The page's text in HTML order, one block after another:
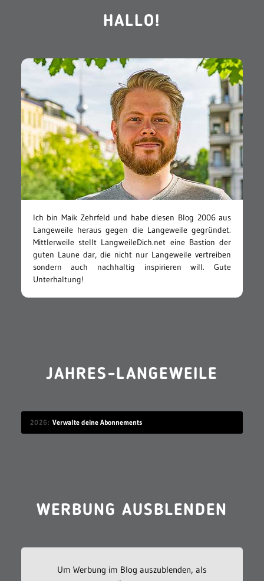
HALLO!
Ich bin Maik Zehrfeld und habe diesen Blog 2006 aus
Langeweile heraus gegen die Langeweile gegründet.
Mittlerweile stellt LangweileDich.net eine Bastion der
guten Laune dar, die nicht nur Langeweile vertreiben
sondern auch nachhaltig inspirieren will. Gute
Unterhaltung!
JAHRES-LANGEWEILE
2026 Verwalte deine Abonnements
WERBUNG AUSBLENDEN
Um Werbung im Blog auszublenden, als